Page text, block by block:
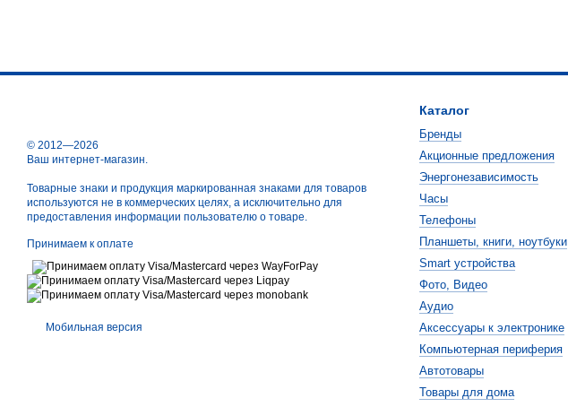
© 2012—2026
Ваш интернет-магазин.
Товарные знаки и продукция маркированная знаками для товаров
используются не в коммерческих целях, а исключительно для
предоставления информации пользователю о товаре.
Принимаем к оплате
Мобильная версия
Каталог
Бренды
Акционные предложения
Энергонезависимость
Часы
Телефоны
Планшеты, книги, ноутбуки
Smart устройства
Фото, Видео
Аудио
Аксессуары к электронике
Компьютерная периферия
Автотовары
Товары для дома